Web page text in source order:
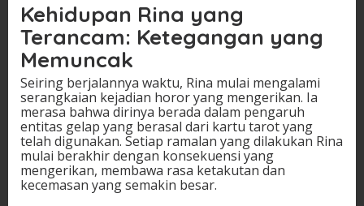
Kehidupan Rina yang
Terancam: Ketegangan yang
Memuncak
Seiring berjalannya waktu, Rina mulai mengalami
serangkaian kejadian horor yang mengerikan. Ia
merasa bahwa dirinya berada dalam pengaruh
entitas gelap yang berasal dari kartu tarot yang
telah digunakan. Setiap ramalan yang dilakukan Rina
mulai berakhir dengan konsekuensi yang
mengerikan, membawa rasa ketakutan dan
kecemasan yang semakin besar.